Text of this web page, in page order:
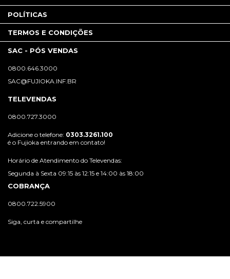
POLÍTICAS
TERMOS E CONDIÇÕES
SAC - PÓS VENDAS
0800.646.3000
SAC@FUJIOKA.INF.BR
TELEVENDAS
0800.727.3000
Adicione o telefone: 0303.3261.100
é o Fujioka entrando em contato!
Horário de Atendimento do Televendas:
Segunda à Sexta 09:15 às 12:15 e 14:00 às 18:00
COBRANÇA
0800.722.5900
Siga, curta e compartilhe